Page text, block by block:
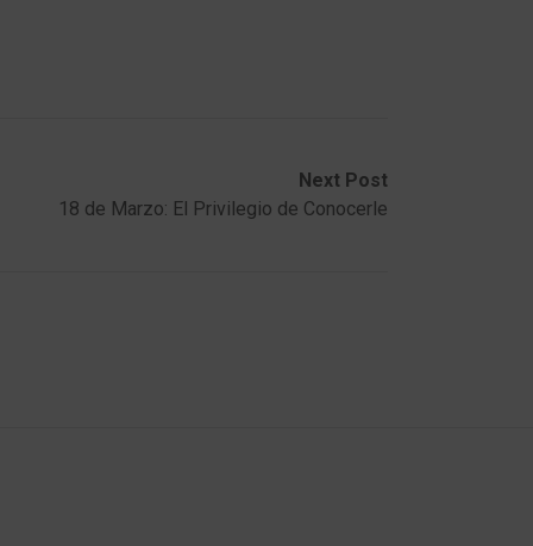
Next Post
18 de Marzo: El Privilegio de Conocerle